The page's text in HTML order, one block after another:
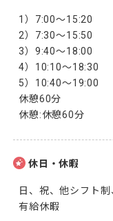
1）7:00～15:20
2）7:30～15:50
3）9:40～18:00
4）10:10～18:30
5）10:40～19:00
休憩60分
休憩:休憩60分
休日・休暇
日、祝、他シフト制
有給休暇